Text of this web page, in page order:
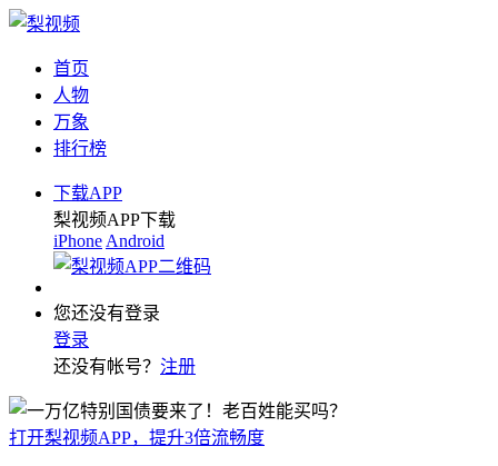
首页
人物
万象
排行榜
下载APP
梨视频APP下载
iPhone Android
您还没有登录
登录
还没有帐号？ 注册
打开梨视频APP，提升3倍流畅度